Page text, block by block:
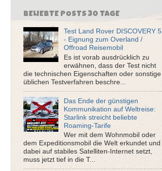
BELIEBTE POSTS 30 TAGE
Test Land Rover DISCOVERY 5
- Eignung zum Overland /
Offroad Reisemobil
Es ist vorab ausdrücklich zu
erwähnen, dass der Test nicht
die technischen Eigenschaften oder sonstige
üblichen Testverfahren beschre...
Das Ende der günstigen
Kommunikation auf Weltreise:
Starlink streicht beliebte
Roaming-Tarife
Wer mit dem Wohnmobil oder
dem Expeditionsmobil die Welt erkundet und
dabei auf stabiles Satelliten-Internet setzt,
muss jetzt tief in die T...